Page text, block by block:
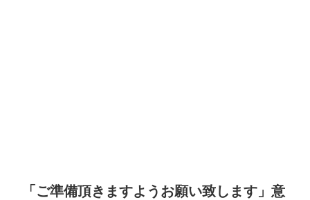
「ご準備頂きますようお願い致します」意